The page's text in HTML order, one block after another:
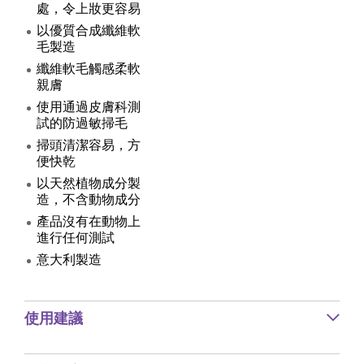
處，令上妝更容易
以優質合成纖維軟
毛製造
纖維軟毛觸感柔軟
親膚
使用通過皮膚科測
試的防過敏掃毛
掃頭清潔容易，方
便快乾
以天然植物成分製
造，不含動物成分
產品沒有在動物上
進行任何測試
意大利製造
使用建議